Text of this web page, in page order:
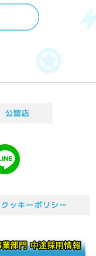
公認店
クッキーポリシー